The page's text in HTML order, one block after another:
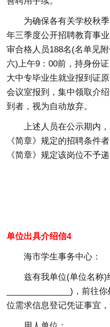
为确保各有关学校秋
年三季度公开招聘教育事
审合格人员188名(名单见
六)上午9：00前，持身份
大中专毕业生就业报到证
会议室报到，集中领取介
到者，视为自动放弃。
上述人员在公示期内
《简章》规定的招聘条件
《简章》规定该岗位不予
单位出具介绍信4
海市学生事务中心：
兹有我单位(单位名称)
______________)，前往
位需求信息登记凭证事宜